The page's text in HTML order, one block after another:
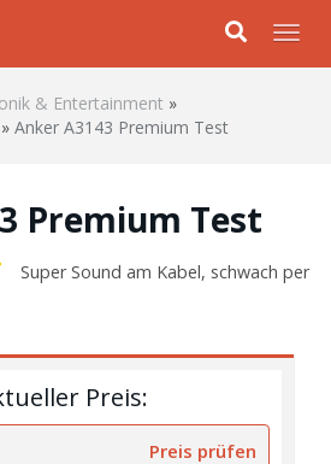
& Entertainment »
» Anker A3143 Premium Test
Premium Test
Super Sound am Kabel, schwach per
Preis:
Preis prüfen